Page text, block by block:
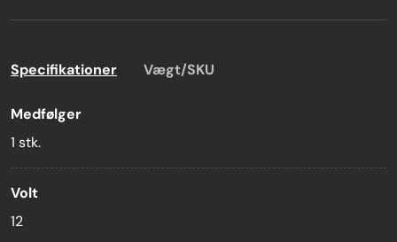
Specifikationer Vægt/SKU
Medfølger
1 stk.
Volt
12